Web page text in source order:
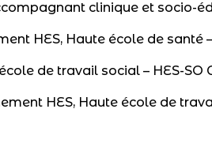
clinique et socio-
HES, Haute école de santé
de travail social – HES-SO
HES, Haute école de